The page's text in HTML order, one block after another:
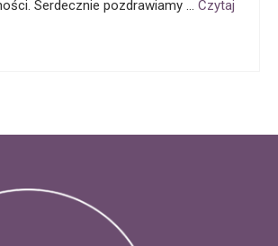
Serdecznie pozdrawiamy … Czytaj